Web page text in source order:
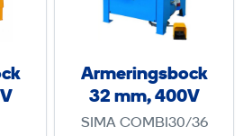
0
g
Armeringsbock
32 mm, 400V
SIMA COMBI30/36